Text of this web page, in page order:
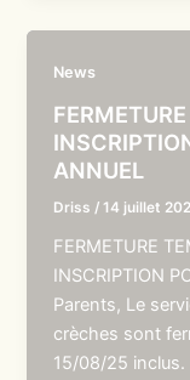
News
ANNUEL
Driss /14 juillet
FERMETURE
INSCRIPTION
Parents, Le
crèches sont
15/08/25